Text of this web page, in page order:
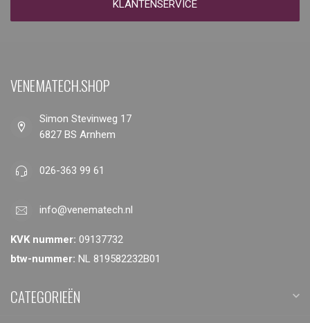
KLANTENSERVICE
VENEMATECH.SHOP
Simon Stevinweg 17
6827 BS Arnhem
026-363 99 61
info@venematech.nl
KVK nummer: 09137732
btw-nummer: NL 819582232B01
CATEGORIEËN